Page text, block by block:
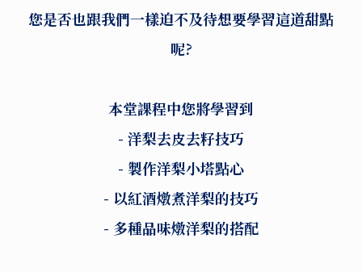
您是否也跟我們一樣迫不及待想要學習這道甜點
呢?
本堂課程中您將學習到
- 洋梨去皮去籽技巧
- 製作洋梨小塔點心
- 以紅酒燉煮洋梨的技巧
- 多種品味燉洋梨的搭配